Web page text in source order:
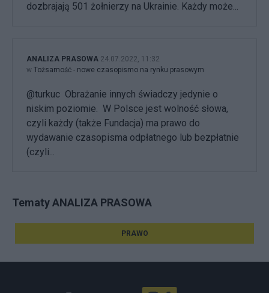
dozbrajają 501 żołnierzy na Ukrainie. Każdy może...
ANALIZA PRASOWA 24.07.2022, 11:32
w Tożsamość - nowe czasopismo na rynku prasowym
@turkuc Obrażanie innych świadczy jedynie o
niskim poziomie. W Polsce jest wolność słowa,
czyli każdy (także Fundacja) ma prawo do
wydawanie czasopisma odpłatnego lub bezpłatnie
(czyli...
Tematy ANALIZA PRASOWA
PRAWO